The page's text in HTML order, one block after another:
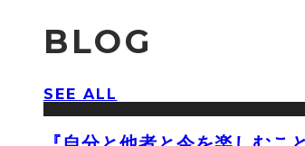
BLOG
SEE ALL